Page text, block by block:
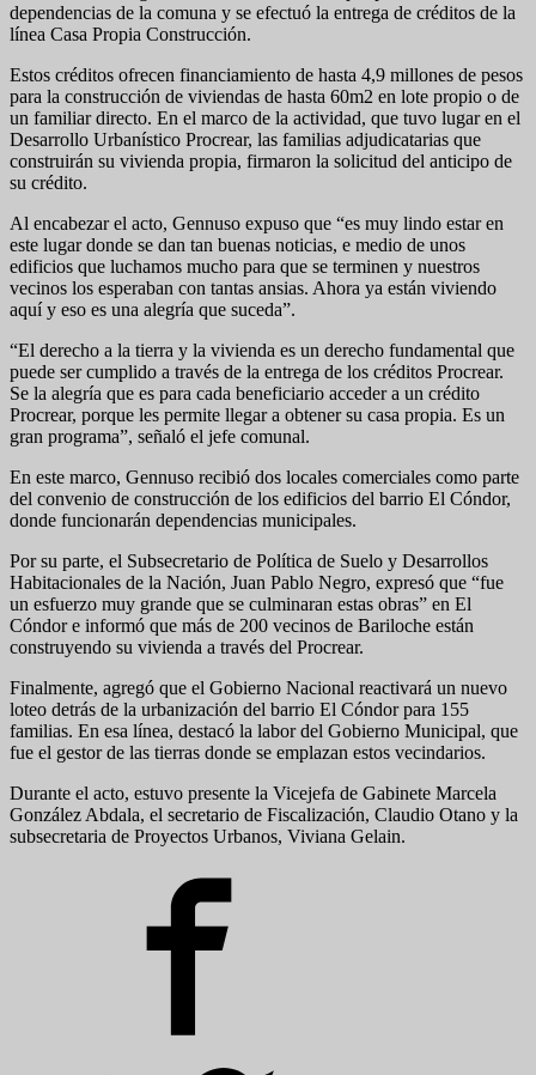
dependencias de la comuna y se efectuó la entrega de créditos de la
línea Casa Propia Construcción.
Estos créditos ofrecen financiamiento de hasta 4,9 millones de pesos
para la construcción de viviendas de hasta 60m2 en lote propio o de
un familiar directo. En el marco de la actividad, que tuvo lugar en el
Desarrollo Urbanístico Procrear, las familias adjudicatarias que
construirán su vivienda propia, firmaron la solicitud del anticipo de
su crédito.
Al encabezar el acto, Gennuso expuso que “es muy lindo estar en
este lugar donde se dan tan buenas noticias, e medio de unos
edificios que luchamos mucho para que se terminen y nuestros
vecinos los esperaban con tantas ansias. Ahora ya están viviendo
aquí y eso es una alegría que suceda”.
“El derecho a la tierra y la vivienda es un derecho fundamental que
puede ser cumplido a través de la entrega de los créditos Procrear.
Se la alegría que es para cada beneficiario acceder a un crédito
Procrear, porque les permite llegar a obtener su casa propia. Es un
gran programa”, señaló el jefe comunal.
En este marco, Gennuso recibió dos locales comerciales como parte
del convenio de construcción de los edificios del barrio El Cóndor,
donde funcionarán dependencias municipales.
Por su parte, el Subsecretario de Política de Suelo y Desarrollos
Habitacionales de la Nación, Juan Pablo Negro, expresó que “fue
un esfuerzo muy grande que se culminaran estas obras” en El
Cóndor e informó que más de 200 vecinos de Bariloche están
construyendo su vivienda a través del Procrear.
Finalmente, agregó que el Gobierno Nacional reactivará un nuevo
loteo detrás de la urbanización del barrio El Cóndor para 155
familias. En esa línea, destacó la labor del Gobierno Municipal, que
fue el gestor de las tierras donde se emplazan estos vecindarios.
Durante el acto, estuvo presente la Vicejefa de Gabinete Marcela
González Abdala, el secretario de Fiscalización, Claudio Otano y la
subsecretaria de Proyectos Urbanos, Viviana Gelain.